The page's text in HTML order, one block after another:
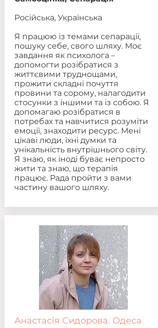
Російська, Українська
Я працюю із темами сепарації,
пошуку себе, свого шляху. Моє
завдання як психолога –
допомогти розібратися з
життєвими труднощами,
прожити складні почуття
провини та сорому, налагодити
стосунки з іншими та із собою. Я
допомагаю розібратися в
потребах та навчитися розуміти
емоції, знаходити ресурс. Мені
цікаві люди, їхні думки та
унікальність внутрішнього світу.
Я знаю, як іноді буває непросто
жити та знаю, що терапія
працює. Рада пройти з вами
частину вашого шляху.
Анастасія Сидорова. Одеса